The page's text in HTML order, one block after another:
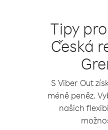
Tipy
Česká
S Viber Out
méně peněz.
našich